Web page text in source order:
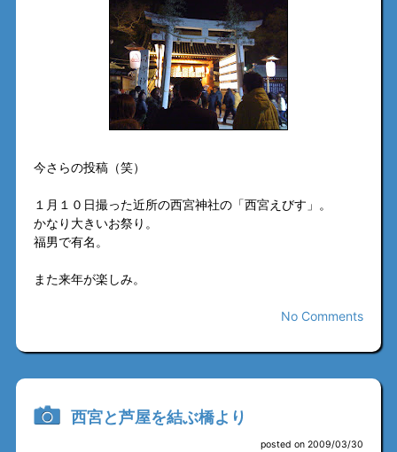
今さらの投稿（笑）
１月１０日撮った近所の西宮神社の「西宮えびす」。
かなり大きいお祭り。
福男で有名。
また来年が楽しみ。
No Comments
西宮と芦屋を結ぶ橋より
posted on 2009/03/30